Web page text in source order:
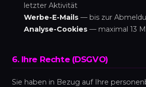
letzter Aktivität
Werbe-E-Mails — bis zur
Analyse-Cookies — maximal 13
6. Ihre Rechte (DSGVO)
Sie haben in Bezug auf Ihre